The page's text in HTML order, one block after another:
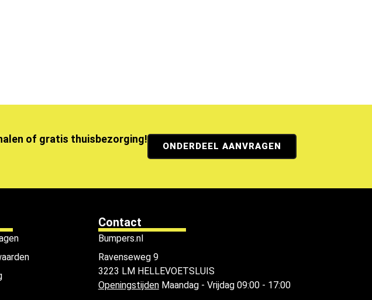
of gratis thuisbezorging!
ONDERDEEL AANVRAGEN
Contact
Bumpers.nl
Ravenseweg 9
3223 LM HELLEVOETSLUIS
OpeningstijdenMaandag - Vrijdag 09:00 - 17:00